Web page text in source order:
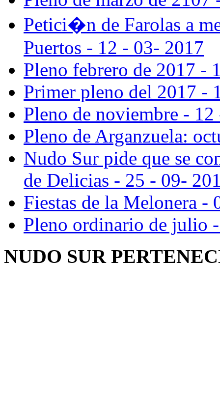
Petici�n de Farolas a
Puertos - 12 - 03- 2017
Pleno febrero de 2017 -
Primer pleno del 2017 -
Pleno de noviembre -
Pleno de Arganzuela:
Nudo Sur pide que se
de Delicias - 25 - 09-
Fiestas de la Melonera -
Pleno ordinario de julio
NUDO SUR